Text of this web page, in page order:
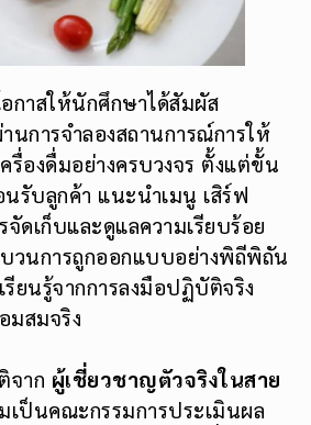
กาสให้นักศึกษาได้สัมผัส
นการจำลองสถานการณ์การให้
รื่องดื่มอย่างครบวงจร ตั้งแต่ขั้น
รับลูกค้า แนะนำเมนู เสิร์ฟ
จัดเก็บและดูแลความเรียบร้อย
วนการถูกออกแบบอย่างพิถีพิถัน
ยนรู้จากการลงมือปฏิบัติจริง
มสมจริง
จาก ผู้เชี่ยวชาญตัวจริงในสาย
มเป็นคณะกรรมการประเมินผล